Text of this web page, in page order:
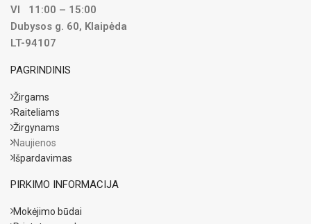
VI 11:00 – 15:00
Dubysos g. 60, Klaipėda
LT-94107
PAGRINDINIS
Žirgams
Raiteliams
Žirgynams
Naujienos
Išpardavimas
PIRKIMO INFORMACIJA
Mokėjimo būdai